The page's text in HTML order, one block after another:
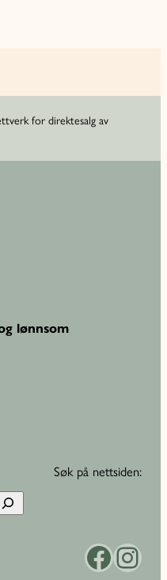
for direktesalg av
lønnsom
Søk på nettsiden:
Facebook Instagram